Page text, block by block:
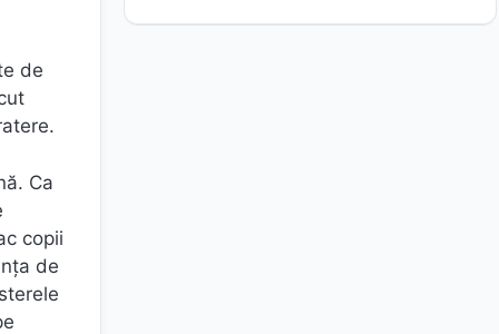
de
Ca
copii
de